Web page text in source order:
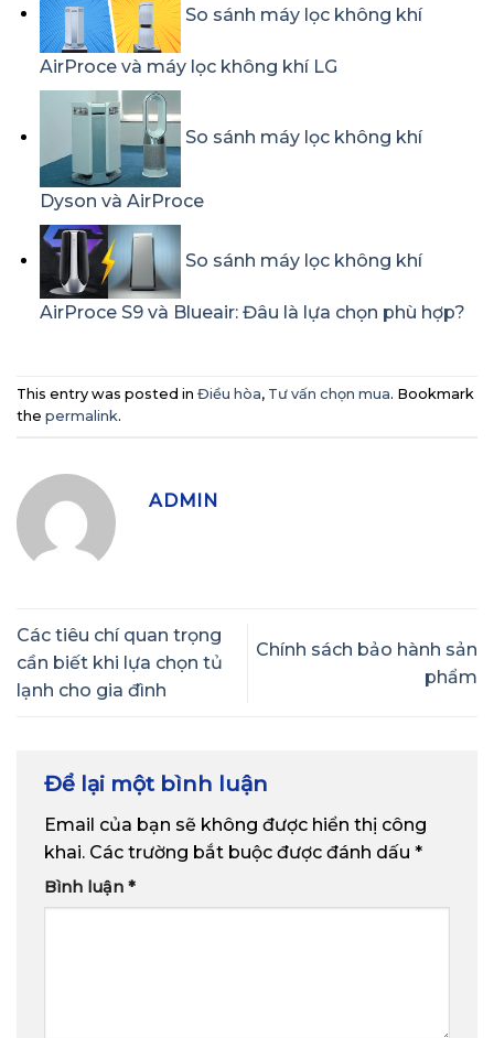
So sánh máy lọc không khí
AirProce và máy lọc không khí LG
So sánh máy lọc không khí
Dyson và AirProce
So sánh máy lọc không khí
AirProce S9 và Blueair: Đâu là lựa chọn phù hợp?
This entry was posted in Điều hòa, Tư vấn chọn mua. Bookmark
the permalink.
ADMIN
Các tiêu chí quan trọng
cần biết khi lựa chọn tủ
lạnh cho gia đình
Chính sách bảo hành sản
phẩm
Để lại một bình luận
Email của bạn sẽ không được hiển thị công
khai. Các trường bắt buộc được đánh dấu *
Bình luận *